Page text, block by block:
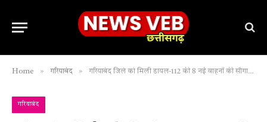
Home » गरियाबंद » गरियाबंद जिले को मिली डायल-112 की 8 नई वाहनों की सौगात, अब आपात सेवा होगी और तेज
गरियाबंद